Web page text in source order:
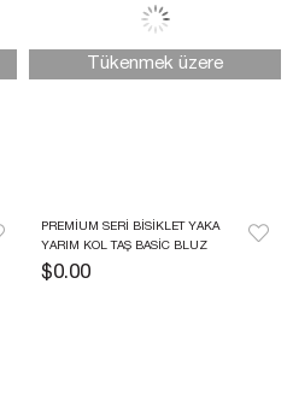
PREMIUM SERI BISIKLET YAKA
YARIM KOL TAŞ BASIC BLUZ
$0.00
Tükenmek üzere